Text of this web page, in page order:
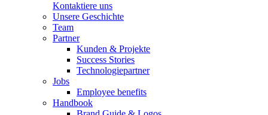
Kontaktiere uns
Unsere Geschichte
Team
Partner
Kunden & Projekte
Success Stories
Technologiepartner
Jobs
Employee benefits
Handbook